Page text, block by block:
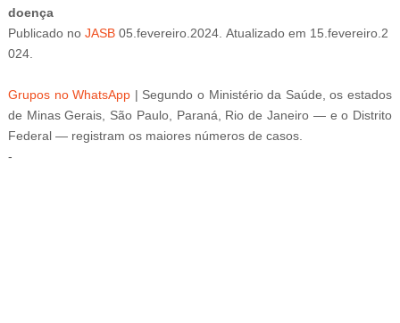
doença
Publicado no JASB 05 .fevereiro.2024. Atualizado em 15 .fevereiro.2
024.
Grupos no WhatsApp | Segundo o Ministério da Saúde, os estados
de Minas Gerais, São Paulo, Paraná, Rio de Janeiro — e o Distrito
Federal — registram os maiores números de casos.
-